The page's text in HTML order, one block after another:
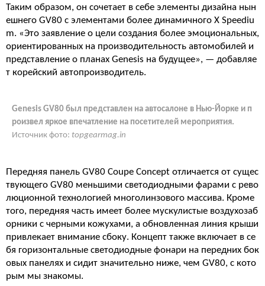
Таким образом, он сочетает в себе элементы дизайна нын
ешнего GV80 с элементами более динамичного X Speediu
m. «Это заявление о цели создания более эмоциональных,
ориентированных на производительность автомобилей и
представление о планах Genesis на будущее», — добавляе
т корейский автопроизводитель.
Genesis GV80 был представлен на автосалоне в Нью-Йорке и п
роизвел яркое впечатление на посетителей мероприятия.
Источник фото: topgearmag.in
Передняя панель GV80 Coupe Concept отличается от сущес
твующего GV80 меньшими светодиодными фарами с рево
люционной технологией многолинзового массива. Кроме
того, передняя часть имеет более мускулистые воздухозаб
орники с черными кожухами, а обновленная линия крыши
привлекает внимание сбоку. Концепт также включает в се
бя горизонтальные светодиодные фонари на передних бок
овых панелях и сидит значительно ниже, чем GV80, с кото
рым мы знакомы.